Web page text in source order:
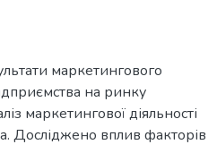
маркетингового
на ринку
маркетингової діяльності
Досліджено вплив факторів